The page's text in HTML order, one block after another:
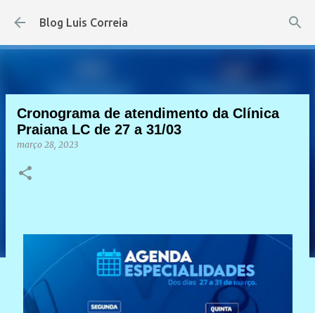
Pular para o conteúdo principal
Blog Luis Correia
Cronograma de atendimento da Clínica
Praiana LC de 27 a 31/03
março 28, 2023